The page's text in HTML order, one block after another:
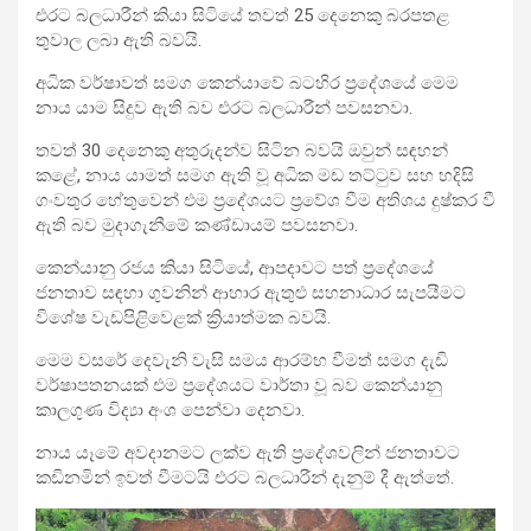
එරට බලධාරීන් කියා සිටියේ තවත් 25 දෙනෙකු බරපතළ
තුවාල ලබා ඇති බවයි.
අධික වර්ෂාවත් සමග කෙන්යාවේ බටහිර ප්‍රදේශයේ මෙම
නාය යාම සිදුව ඇති බව එරට බලධාරීන් පවසනවා.
තවත් 30 දෙනෙකු අතුරුදන්ව සිටින බවයි ඔවුන් සඳහන්
ක‍ළේ, නාය යාමත් සමග ඇති වූ අධික මඩ තට්ටුව සහ හදිසි
ගංවතුර හේතුවෙන් එම ප්‍රදේශයට ප්‍රවේශ වීම අතිශය දුෂ්කර වී
ඇති බව මුදාගැනීමේ කණ්ඩායම් පවසනවා.
කෙන්යානු රජය කියා සිටියේ, ආපදාවට පත් ප්‍රදේශයේ
ජනතාව සඳහා ගුවනින් ආහාර ඇතුළු සහනාධාර සැපයීමට
විශේෂ වැඩපිළිවෙළක් ක්‍රියාත්මක බවයි.
මෙම වසරේ දෙවැනි වැසි සමය ආරම්භ වීමත් සමග දැඩි
වර්ෂාපතනයක් එම ප්‍රදේශයට වාර්තා වූ බව කෙන්යානු
කාලගුණ විද්‍යා අංශ පෙන්වා දෙනවා.
නාය යෑමේ අවදානමට ලක්ව ඇති ප්‍රදේශවලින් ජනතාවට
කඩිනමින් ඉවත් වීමටයි එරට බලධාරීන් දැනුම් දී ඇත්තේ.